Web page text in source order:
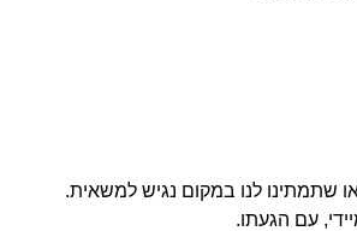
שתמתינו לנו במקום נגיש למשאית.
עם הגעתו.